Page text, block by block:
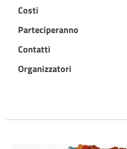
Costi
Parteciperanno
Contatti
Organizzatori